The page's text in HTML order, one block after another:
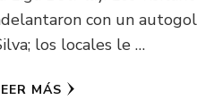
con un
los locales le …
MÁS